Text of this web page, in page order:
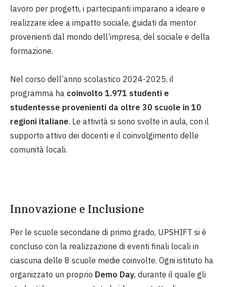
lavoro per progetti, i partecipanti imparano a ideare e
realizzare idee a impatto sociale, guidati da mentor
provenienti dal mondo dell’impresa, del sociale e della
formazione.
Nel corso dell’anno scolastico 2024-2025, il
programma ha coinvolto 1.971 studenti e
studentesse provenienti da oltre 30 scuole in 10
regioni italiane. Le attività si sono svolte in aula, con il
supporto attivo dei docenti e il coinvolgimento delle
comunità locali.
Innovazione e Inclusione
Per le scuole secondarie di primo grado, UPSHIFT si è
concluso con la realizzazione di eventi finali locali in
ciascuna delle 8 scuole medie coinvolte. Ogni istituto ha
organizzato un proprio Demo Day, durante il quale gli